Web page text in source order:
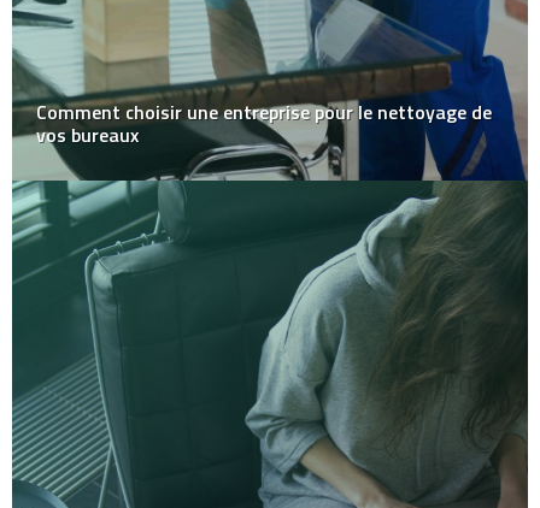
Comment choisir une entreprise pour le nettoyage de
vos bureaux